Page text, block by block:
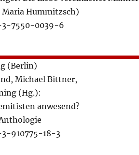
Maria Hummitzsch)
3-7550-0039-6
(Berlin)
Michael Bittner,
(Hg.):
anwesend?
910775-18-3